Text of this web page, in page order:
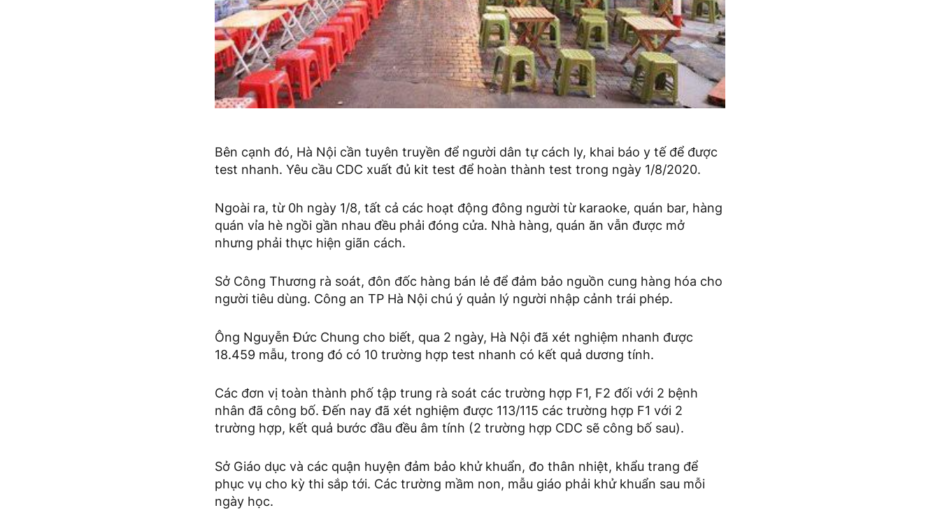
Bên cạnh đó, Hà Nội cần tuyên truyền để người dân tự cách ly, khai báo y tế để được
test nhanh. Yêu cầu CDC xuất đủ kit test để hoàn thành test trong ngày 1/8/2020.
Ngoài ra, từ 0h ngày 1/8, tất cả các hoạt động đông người từ karaoke, quán bar, hàng
quán vỉa hè ngồi gần nhau đều phải đóng cửa. Nhà hàng, quán ăn vẫn được mở
nhưng phải thực hiện giãn cách.
Sở Công Thương rà soát, đôn đốc hàng bán lẻ để đảm bảo nguồn cung hàng hóa cho
người tiêu dùng. Công an TP Hà Nội chú ý quản lý người nhập cảnh trái phép.
Ông Nguyễn Đức Chung cho biết, qua 2 ngày, Hà Nội đã xét nghiệm nhanh được
18.459 mẫu, trong đó có 10 trường hợp test nhanh có kết quả dương tính.
Các đơn vị toàn thành phố tập trung rà soát các trường hợp F1, F2 đối với 2 bệnh
nhân đã công bố. Đến nay đã xét nghiệm được 113/115 các trường hợp F1 với 2
trường hợp, kết quả bước đầu đều âm tính (2 trường hợp CDC sẽ công bố sau).
Sở Giáo dục và các quận huyện đảm bảo khử khuẩn, đo thân nhiệt, khẩu trang để
phục vụ cho kỳ thi sắp tới. Các trường mầm non, mẫu giáo phải khử khuẩn sau mỗi
ngày học.